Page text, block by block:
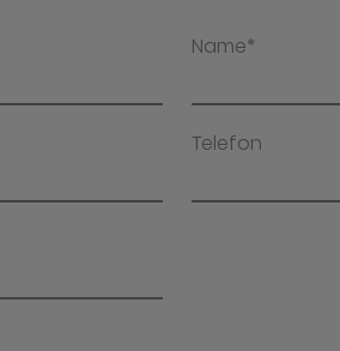
Name*
Telefon